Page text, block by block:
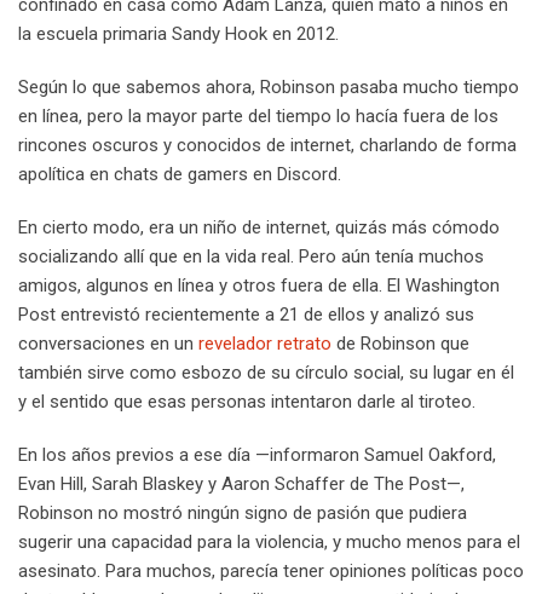
confinado en casa como Adam Lanza, quien mató a niños en
la escuela primaria Sandy Hook en 2012.
Según lo que sabemos ahora, Robinson pasaba mucho tiempo
en línea, pero la mayor parte del tiempo lo hacía fuera de los
rincones oscuros y conocidos de internet, charlando de forma
apolítica en chats de gamers en Discord.
En cierto modo, era un niño de internet, quizás más cómodo
socializando allí que en la vida real. Pero aún tenía muchos
amigos, algunos en línea y otros fuera de ella. El Washington
Post entrevistó recientemente a 21 de ellos y analizó sus
conversaciones en un revelador retrato de Robinson que
también sirve como esbozo de su círculo social, su lugar en él
y el sentido que esas personas intentaron darle al tiroteo.
En los años previos a ese día —informaron Samuel Oakford,
Evan Hill, Sarah Blaskey y Aaron Schaffer de The Post—,
Robinson no mostró ningún signo de pasión que pudiera
sugerir una capacidad para la violencia, y mucho menos para el
asesinato. Para muchos, parecía tener opiniones políticas poco